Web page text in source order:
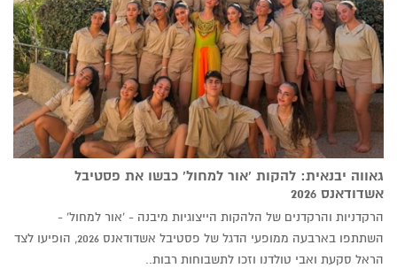
גאווה יבנאית: להקות 'אור למחול' כבשו את פסטיבל
אשדודאנס 2026
הרקדניות והרקדנים של הלהקות הייצוגיות מיבנה - 'אור למחול' -
השתתפו בארבעה ממופעי הדגל של פסטיבל אשדודאנס 2026, הופיעו לצד
הראל סקעת ואבי טולדנו וזכו לתשבוחות רבות..